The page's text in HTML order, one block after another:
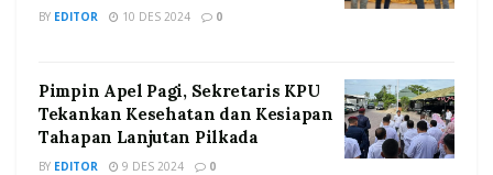
BY EDITOR 10 DES 2024 0
Pimpin Apel Pagi, Sekretaris KPU
Tekankan Kesehatan dan Kesiapan
Tahapan Lanjutan Pilkada
BY EDITOR 9 DES 2024 0